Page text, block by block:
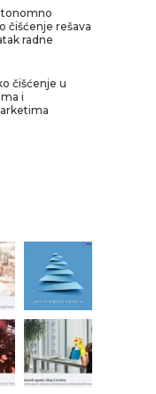
čišćenje rešava
radne
čišćenje u
i